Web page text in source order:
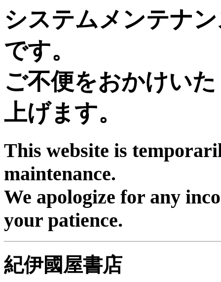
システムメンテナ
です。
ご不便をおかけい
上げます。
This website is
maintenance.
We apologize for any
your patience.
紀伊國屋書店